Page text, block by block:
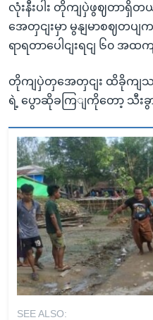
လုံးနီးပါး တိုကျပှဲဖွဈတာရှိ
အေတှငျးမှာ မွနျမာစဈတပ
ရာရတာပေါငျးရငျ ၆၀ အထက
တိုကျပှဲတှအေတှငျး ထိခိုကျ
ရဲ့ ပွောဆိုခကြျကိုတော့ သီးခွ
SEE ALSO: